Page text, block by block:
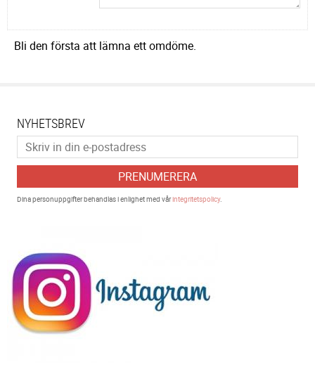
Bli den första att lämna ett omdöme.
NYHETSBREV
PRENUMERERA
Dina personuppgifter behandlas i enlighet med vårintegritetspolicy.